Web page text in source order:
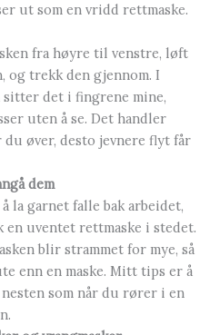
ut som en vridd rettmaske.
fra høyre til venstre, løft
og trekk den gjennom. I
det i fingrene mine,
uten å se. Det handler
du øver, desto jevnere flyt får
dem
la garnet falle bak arbeidet,
uventet rettmaske i stedet.
blir strammet for mye, så
enn en maske. Mitt tips er å
som når du rører i en